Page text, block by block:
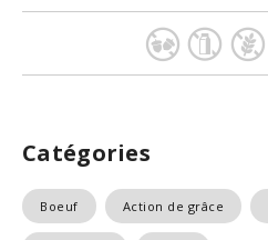
Catégories
Boeuf Action de grâce